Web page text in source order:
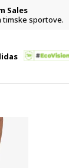
Sales
timske sportove.